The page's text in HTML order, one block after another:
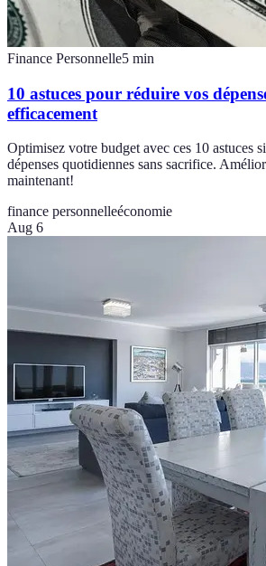
Finance Personnelle5 min
10 astuces pour réduire vos
efficacement
Optimisez votre budget avec ces 10 astuces
dépenses quotidiennes sans sacrifice.
maintenant!
finance personnelleéconomie
Aug 6